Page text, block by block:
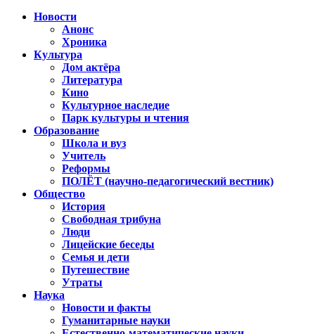
Новости
Анонс
Хроника
Культура
Дом актёра
Литература
Кино
Культурное наследие
Парк культуры и чтения
Образование
Школа и вуз
Учитель
Реформы
ПОЛЁТ (научно-педагогический вестник)
Общество
История
Свободная трибуна
Люди
Лицейские беседы
Семья и дети
Путешествие
Утраты
Наука
Новости и факты
Гуманитарные науки